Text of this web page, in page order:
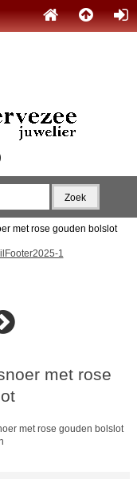
met rose gouden bolslot
met rose